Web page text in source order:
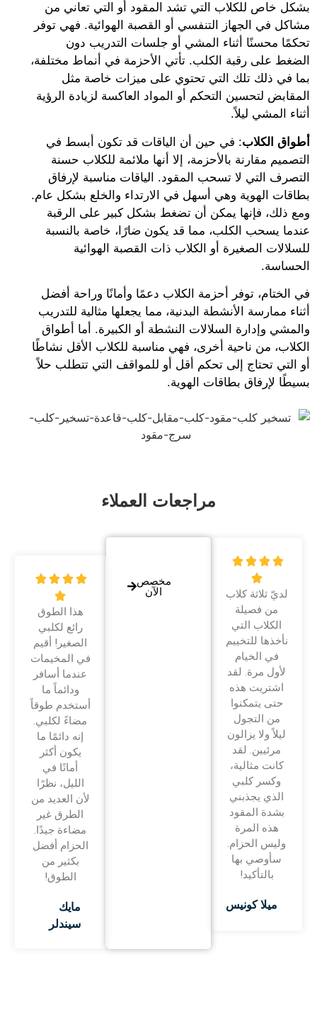
بشكل خاص للكلاب التي تشد المقود أو التي تعاني من
مشاكل في الجهاز التنفسي أو القصبة الهوائية. فهي توفر
تحكمًا محسنًا أثناء المشي أو جلسات التدريب دون
الضغط على رقبة الكلب. تأتي الأحزمة في أنماط مختلفة،
بما في ذلك تلك التي تحتوي على ميزات خاصة مثل
المقابض لتحسين التحكم أو المواد العاكسة لزيادة الرؤية
أثناء المشي ليلاً.
أطواق الكلاب: في حين أن الياقات قد تكون أبسط في
التصميم مقارنة بالأحزمة، إلا أنها ملائمة للكلاب حسنة
التصرف التي لا تسحب المقود. الياقات مناسبة لإرفاق
بطاقات الهوية وهي أسهل في الارتداء والخلع بشكل عام.
ومع ذلك، فإنها يمكن أن تضغط بشكل كبير على الرقبة
عندما يسحب الكلب، مما قد يكون ضارًا، خاصة بالنسبة
للسلالات الصغيرة أو الكلاب ذات القصبة الهوائية
الحساسة.
في الختام، توفر أحزمة الكلاب دعمًا وأمانًا وراحة أفضل
أثناء ممارسة الأنشطة البدنية، مما يجعلها مثالية للتدريب
والمشي وإدارة السلالات النشطة أو الكبيرة. أما أطواق
الكلاب، من ناحية أخرى، فهي مناسبة للكلاب الأقل نشاطًا
أو التي تحتاج إلى تحكم أقل أو للمواقف التي تتطلب حلاً
بسيطًا لإرفاق بطاقات الهوية.
مراجعات العملاء





لديّ ثلاثة كلاب
من فصيلة
الكلاب التي
نأخذها للتخييم
في الخيام
لأول مرة. لقد
اشتريت هذه
حتى يتمكنوا
من التجول
ليلاً ولا يزالون
مرئيين. لقد
كانت مثالية،
وكسر كلبي
الذي يجذبني
بشدة المقود
هذه المرة
وليس الحزام.
سأوصي بها
بالتأكيد!
ميلا كونيس
مخصص
الآن





هذا الطوق
رائع لكلبي
الصغير! أقيم
في المخيمات
عندما أسافر
ودائماً ما
أستخدم طوقاً
مضاءً لكلبي.
إنه دائمًا ما
يكون أكثر
أمانًا في
الليل، نظرًا
لأن العديد من
الطرق غير
مضاءة جيدًا.
الحزام أفضل
بكثير من
الطوق!
مايك
سيندلر